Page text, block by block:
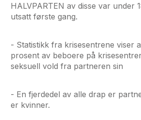
HALVPARTEN av disse var under
utsatt første gang.
- Statistikk fra krisesentrene viser
prosent av beboere på
seksuell vold fra partneren sin
- En fjerdedel av alle drap er
er kvinner.